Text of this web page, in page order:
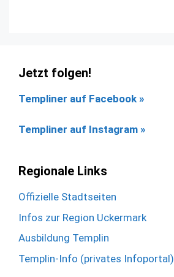
Jetzt folgen!
Templiner auf Facebook »
Templiner auf Instagram »
Regionale Links
Offizielle Stadtseiten
Infos zur Region Uckermark
Ausbildung Templin
Templin-Info (privates Infoportal)